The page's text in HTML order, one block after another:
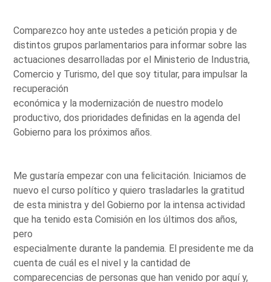
Comparezco hoy ante ustedes a petición propia y de
distintos grupos parlamentarios para informar sobre las
actuaciones desarrolladas por el Ministerio de Industria,
Comercio y Turismo, del que soy titular, para impulsar la
recuperación
económica y la modernización de nuestro modelo
productivo, dos prioridades definidas en la agenda del
Gobierno para los próximos años.
Me gustaría empezar con una felicitación. Iniciamos de
nuevo el curso político y quiero trasladarles la gratitud
de esta ministra y del Gobierno por la intensa actividad
que ha tenido esta Comisión en los últimos dos años,
pero
especialmente durante la pandemia. El presidente me da
cuenta de cuál es el nivel y la cantidad de
comparecencias de personas que han venido por aquí y,